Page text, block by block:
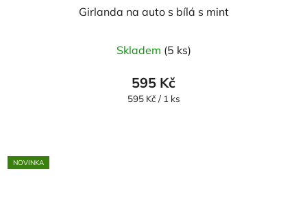
Girlanda na auto s bílá s mint
Skladem (5 ks)
595 Kč
Měrná
595 Kč / 1 ks
NOVINKA